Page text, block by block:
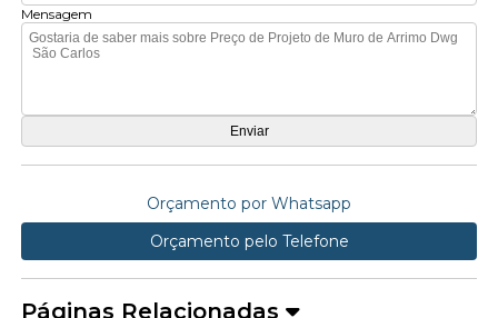
Mensagem
Orçamento por Whatsapp
Orçamento pelo Telefone
Páginas Relacionadas